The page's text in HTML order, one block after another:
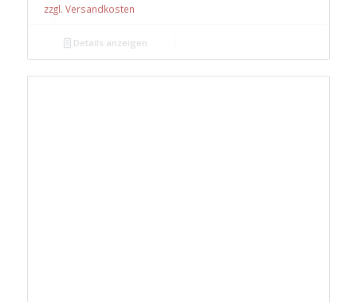
zzgl. Versandkosten
Details anzeigen